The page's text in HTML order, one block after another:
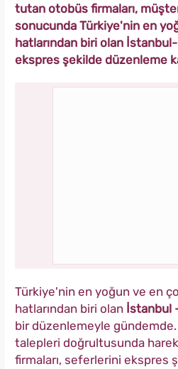
tutan otobüs firmaları,
sonucunda Türkiye'nin en
hatlarından biri olan
ekspres şekilde düzenleme
Türkiye'nin en yoğun ve en
hatlarından biri olan İstanbul
bir düzenlemeyle
talepleri doğrultusunda
firmaları, seferlerini ekspres